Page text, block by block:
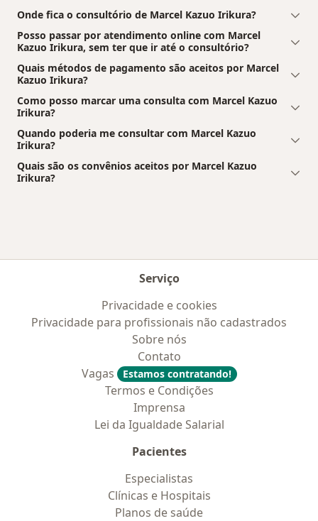
Onde fica o consultório de Marcel Kazuo Irikura?
Posso passar por atendimento online com Marcel
Kazuo Irikura, sem ter que ir até o consultório?
Quais métodos de pagamento são aceitos por Marcel
Kazuo Irikura?
Como posso marcar uma consulta com Marcel Kazuo
Irikura?
Quando poderia me consultar com Marcel Kazuo
Irikura?
Quais são os convênios aceitos por Marcel Kazuo
Irikura?
Serviço
Privacidade e cookies
Privacidade para profissionais não cadastrados
Sobre nós
Contato
Vagas
Estamos contratando!
Termos e Condições
Imprensa
Lei da Igualdade Salarial
Pacientes
Especialistas
Clínicas e Hospitais
Planos de saúde